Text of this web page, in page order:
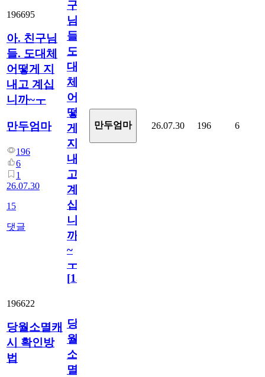
196695
아. 친구님
들. 도대체
어떻게 지
내고 계십
니까~ㅜ
만두엄마
196
6
1
26.07.30
15
댓글
구
님
들.
도
대
체
어
떻
게
지
내
고
계
십
니
까
~
ㅜ
[15
만두엄마 26.07.30 196 6
196622
당월소멸캐
시 확인방
법
당
월
소
멸